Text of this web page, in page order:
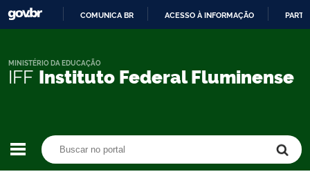
CONTEÚDO
COMUNICA BR ACESSO À INFORMAÇÃO
IFF Instituto Federal Fluminense
MINISTÉRIO DA EDUCAÇÃO